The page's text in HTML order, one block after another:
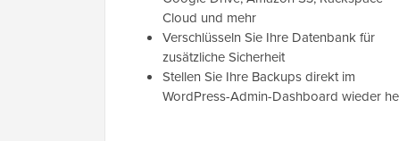
Cloud und mehr
Verschlüsseln Sie Ihre Datenbank für
zusätzliche Sicherheit
Stellen Sie Ihre Backups direkt im
WordPress-Admin-Dashboard wieder